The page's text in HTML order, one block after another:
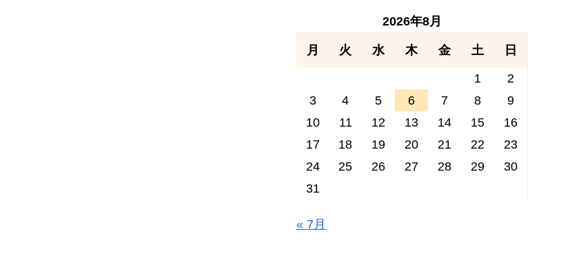
2026年8月
月 火 水 木 金 土 日
1
2
3
4 5 6 7 8
9
10
11 12 13 14 15
16
17
18 19 20 21 22
23
24
25 26 27 28 29
30
31
« 7月